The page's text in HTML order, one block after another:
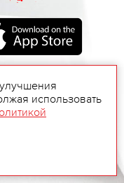
использовать